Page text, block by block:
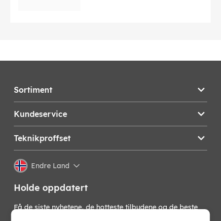
Polyphonic Sprees Light & Day-musikkvideo
Teksting:Dansk, svensk, norsk, finsk
Sortiment
Kundeservice
Teknikproffset
Endre Land
Holde oppdatert
Få de siste nyhetene, de hotteste tilbudene og de beste